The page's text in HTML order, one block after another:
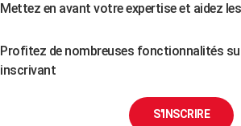
Mettez en avant votre expertise et aidez
Profitez de nombreuses fonctionnalités
inscrivant
S'INSCRIRE